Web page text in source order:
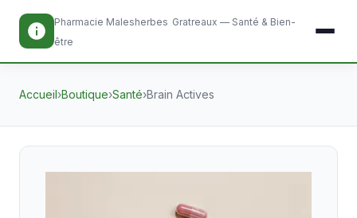
Pharmacie Malesherbes Gratreaux — Santé & Bien-
être
Accueil›Boutique›Santé›Brain Actives